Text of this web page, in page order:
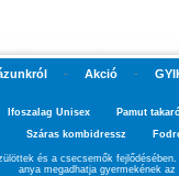
- Akció -
Ifoszalag Unisex
Pamut
Száras kombidressz
és a csecsemők
anya megadhatja gyermekének